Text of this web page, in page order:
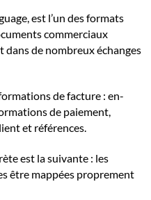
est l’un des formats
commerciaux
de nombreux échanges
de facture : en-
de paiement,
et références.
est la suivante : les
être mappées proprement